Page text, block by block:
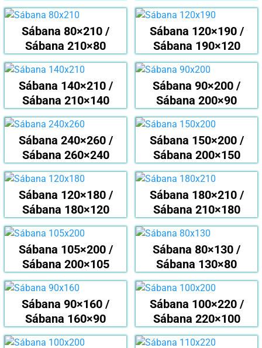
Sábana 80×210 /
Sábana 210×80
Sábana 120×190 /
Sábana 190×120
Sábana 140×210 /
Sábana 210×140
Sábana 90×200 /
Sábana 200×90
Sábana 240×260 /
Sábana 260×240
Sábana 150×200 /
Sábana 200×150
Sábana 120×180 /
Sábana 180×120
Sábana 180×210 /
Sábana 210×180
Sábana 105×200 /
Sábana 200×105
Sábana 80×130 /
Sábana 130×80
Sábana 90×160 /
Sábana 160×90
Sábana 100×220 /
Sábana 220×100